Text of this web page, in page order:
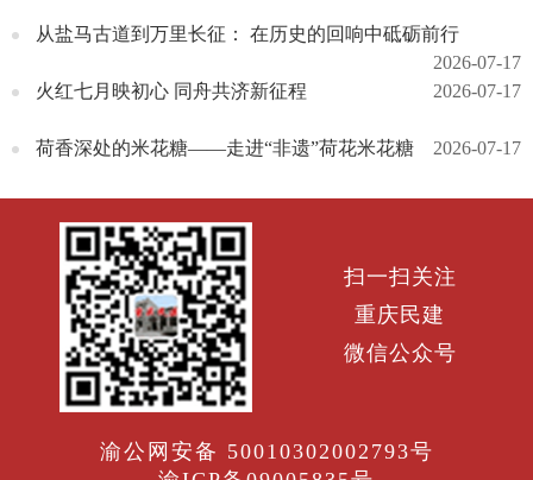
从盐马古道到万里长征： 在历史的回响中砥砺前行
2026-07-17
火红七月映初心 同舟共济新征程
2026-07-17
荷香深处的米花糖——走进“非遗”荷花米花糖 2026-07-17
扫一扫关注
重庆民建
微信公众号
渝公网安备 50010302002793号